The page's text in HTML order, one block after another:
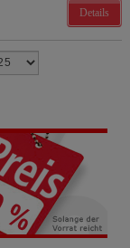
Details